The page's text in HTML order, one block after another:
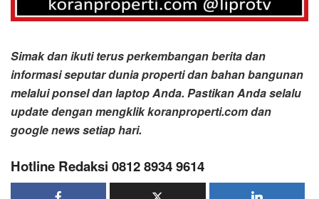
Simak dan ikuti terus perkembangan berita dan
informasi seputar dunia properti dan bahan bangunan
melalui ponsel dan laptop Anda. Pastikan Anda selalu
update dengan mengklik koranproperti.com dan
google news setiap hari.
Hotline Redaksi 0812 8934 9614